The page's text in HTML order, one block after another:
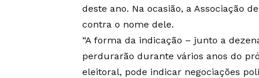
deste ano. Na ocasião, a Associação
contra o nome dele.
“A forma da indicação – junto a
perdurarão durante vários anos do
eleitoral, pode indicar negociações